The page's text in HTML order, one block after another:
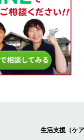
生活支援（ケア